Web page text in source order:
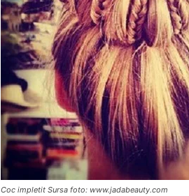
Coc impletit Sursa foto: www.jadabeauty.com